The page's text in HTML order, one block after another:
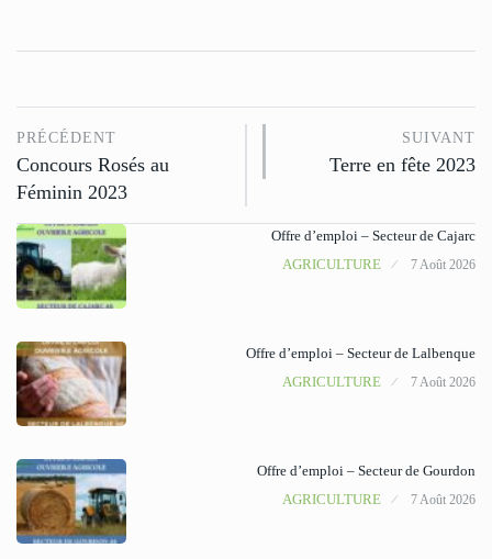
PRÉCÉDENT
Concours Rosés au
Féminin 2023
SUIVANT
Terre en fête 2023
Offre d’emploi – Secteur de Cajarc
AGRICULTURE
7 Août 2026
Offre d’emploi – Secteur de Lalbenque
AGRICULTURE
7 Août 2026
Offre d’emploi – Secteur de Gourdon
AGRICULTURE
7 Août 2026